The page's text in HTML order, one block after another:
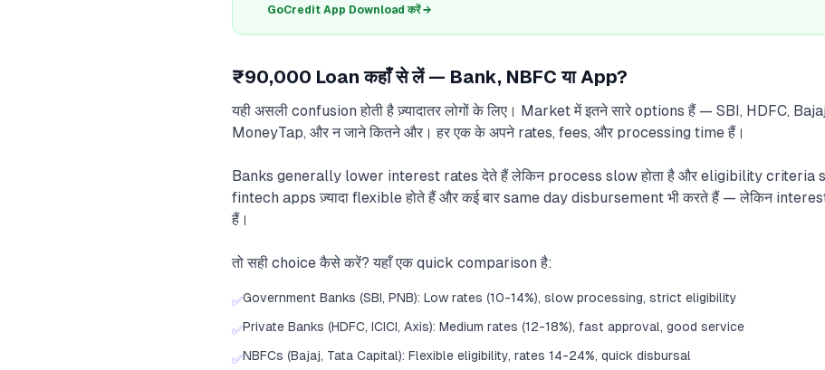
GoCredit App Download करें →
₹90,000 Loan कहाँ से लें — Bank, NBFC या App?
यही असली confusion होती है ज़्यादातर लोगों के लिए। Market में इतने सारे options हैं — SBI, HDFC,
MoneyTap, और न जाने कितने और। हर एक के अपने rates, fees, और processing time हैं।
Banks generally lower interest rates देते हैं लेकिन process slow होता है और eligibility criteria
fintech apps ज़्यादा flexible होते हैं और कई बार same day disbursement भी करते हैं — लेकिन interest
हैं।
तो सही choice कैसे करें? यहाँ एक quick comparison है:
✅Government Banks (SBI, PNB): Low rates (10-14%), slow processing, strict eligibility
✅Private Banks (HDFC, ICICI, Axis): Medium rates (12-18%), fast approval, good service
✅NBFCs (Bajaj, Tata Capital): Flexible eligibility, rates 14-24%, quick disbursal